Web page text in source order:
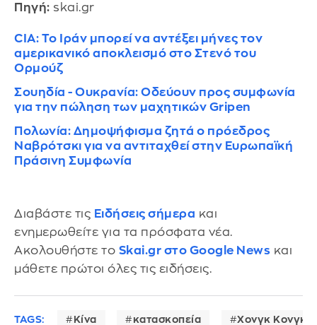
Πηγή: skai.gr
CIA: Το Ιράν μπορεί να αντέξει μήνες τον
αμερικανικό αποκλεισμό στο Στενό του
Ορμούζ
Σουηδία - Ουκρανία: Οδεύουν προς συμφωνία
για την πώληση των μαχητικών Gripen
Πολωνία: Δημοψήφισμα ζητά ο πρόεδρος
Ναβρότσκι για να αντιταχθεί στην Ευρωπαϊκή
Πράσινη Συμφωνία
Διαβάστε τις Ειδήσεις σήμερα και
ενημερωθείτε για τα πρόσφατα νέα.
Ακολουθήστε το Skai.gr στο Google News και
μάθετε πρώτοι όλες τις ειδήσεις.
TAGS: Κίνα κατασκοπεία Χονγκ Κονγκ